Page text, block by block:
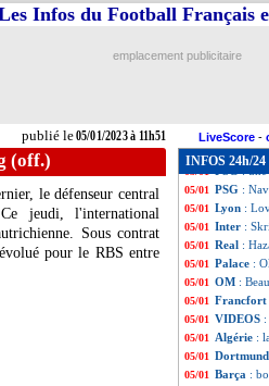
publié le05/01/2023 à 11h51
Infos du Football Français
emplacement publicitaire
LiveScore -
(off.)
le défenseur central
jeudi, l'international
Sous contrat
pour le RBS entre
INFOS 24h/24
05/01 Al-Nassr:
05/01 Francfort
05/01 Monaco
05/01 Lyon:
05/01 Hyères:
:
05/01 PSG :
05/01 Lyon :
05/01 Inter :
05/01 Real :
05/01 Palace :
05/01 OM :
05/01 Francfort
05/01 VIDEOS
05/01 Algérie :
05/01 Dortmund
05/01 Barça :